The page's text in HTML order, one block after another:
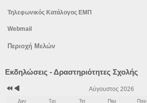
Τηλεφωνικός Κατάλογος ΕΜΠ
Webmail
Περιοχή Μελών
Εκδηλώσεις - Δραστηριότητες Σχολής
Προηγούμενος
μήνας
Αύγουστος 2026
Δευ Τρι Τετ Πεμ Παρ